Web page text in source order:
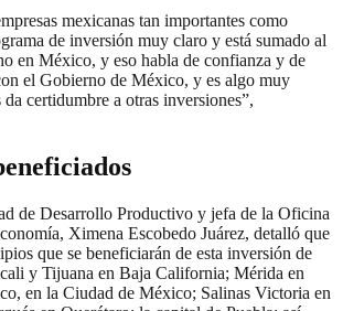
mexicanas tan importantes como
de inversión muy claro y está sumado al
en México, y eso habla de confianza y de
el Gobierno de México, y es algo muy
certidumbre a otras inversiones”,
de Desarrollo Productivo y jefa de la Oficina
Ximena Escobedo Juárez, detalló que
que se beneficiarán de esta inversión de
y Tijuana en Baja California; Mérida en
en la Ciudad de México; Salinas Victoria en